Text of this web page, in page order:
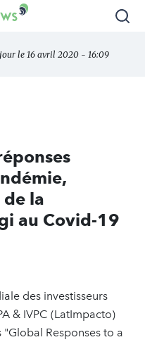
le 16 avril 2020 - 16:09
la
au Covid-19
des investisseurs
& IVPC (LatImpacto)
Responses to a